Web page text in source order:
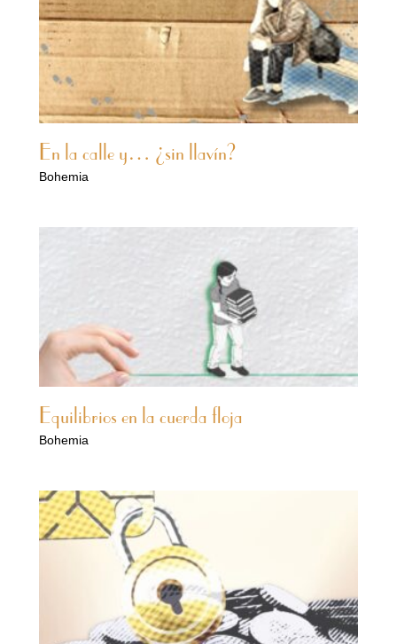
En la calle y… ¿sin llavín?
Bohemia
Equilibrios en la cuerda floja
Bohemia